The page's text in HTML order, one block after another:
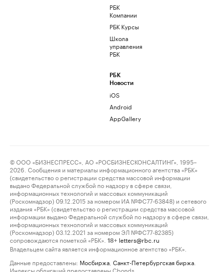
РБК
Компании
РБК Курсы
Школа
управления
РБК
РБК
Новости
iOS
Android
AppGallery
© ООО «БИЗНЕСПРЕСС», АО «РОСБИЗНЕСКОНСАЛТИНГ», 1995–
2026. Сообщения и материалы информационного агентства «РБК»
(свидетельство о регистрации средства массовой информации
выдано Федеральной службой по надзору в сфере связи,
информационных технологий и массовых коммуникаций
(Роскомнадзор) 09.12.2015 за номером ИА №ФС77-63848) и сетевого
издания «РБК» (свидетельство о регистрации средства массовой
информации выдано Федеральной службой по надзору в сфере связи,
информационных технологий и массовых коммуникаций
(Роскомнадзор) 03.12.2021 за номером ЭЛ №ФС77-82385)
сопровождаются пометкой «РБК».
18+ letters@rbc.ru
Владельцем сайта является информационное агентство «РБК».
Данные предоставлены: Мосбиржа Санкт-Петербургская биржа
Индексы облигаций предоставлены Cbonds.